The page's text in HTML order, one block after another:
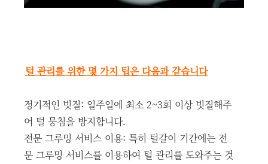
털 관리를 위한 몇 가지 팁은 다음과 같습니다
정기적인 빗질: 일주일에 최소 2~3회 이상 빗질해주
어 털 뭉침을 방지합니다.
전문 그루밍 서비스 이용: 특히 털갈이 기간에는 전
문 그루밍 서비스를 이용하여 털 관리를 도와주는 것